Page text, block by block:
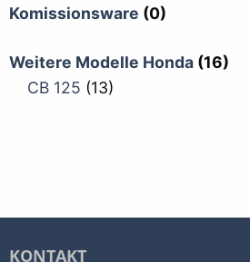
Komissionsware (0)
Weitere Modelle Honda (16)
CB 125 (13)
KONTAKT